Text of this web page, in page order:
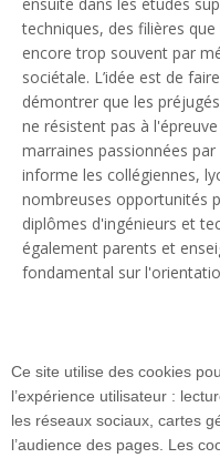
techniques, des filières
encore trop souvent par
sociétale. L’idée est de
démontrer que les
ne résistent pas à
marraines passionnées
informe les collégiennes,
nombreuses opportunités
diplômes d'ingénieurs et
également parents et
fondamental sur
Ce site utilise des cookies
l’expérience utilisateur :
les réseaux sociaux, cartes
l’audience des pages. Les